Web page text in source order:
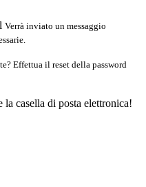
Verrà inviato un messaggio
Effettua il reset della password
casella di posta elettronica!